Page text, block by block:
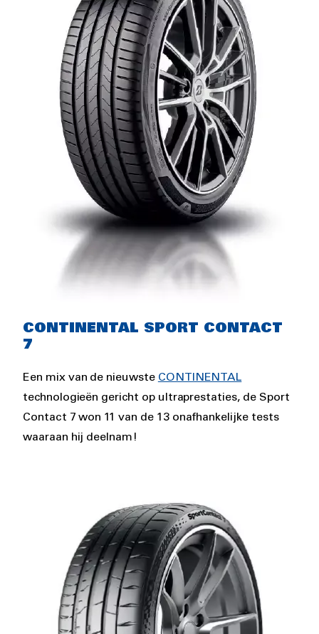
Rich
text
CONTINENTAL SPORT CONTACT
7
Een mix van de nieuwste CONTINENTAL
technologieën gericht op ultraprestaties, de Sport
Contact 7 won 11 van de 13 onafhankelijke tests
waaraan hij deelnam!